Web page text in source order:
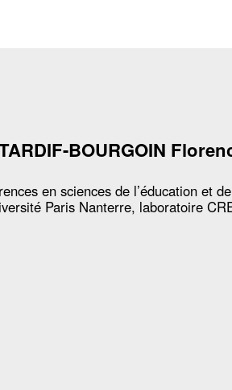
BOURGOIN
en sciences de l’éducation et
Paris Nanterre, laboratoire